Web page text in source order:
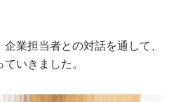
業担当者との対話を通して、
いきました。